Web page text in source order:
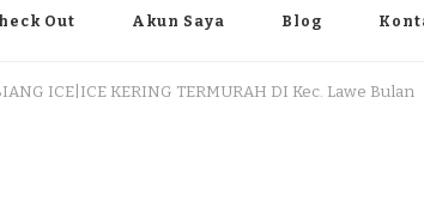
Out Akun Saya Blog
ICE|ICE KERING TERMURAH DI Kec. Lawe Bulan